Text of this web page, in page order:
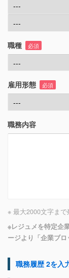
職種 必須
雇用形態 必須
職務内容
※ 最大2000文字まで
※レジュメを特定企
ージより「企業ブロ
職務履歴 2を入